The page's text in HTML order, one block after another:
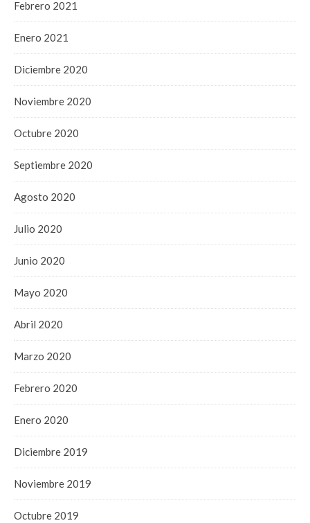
Febrero 2021
Enero 2021
Diciembre 2020
Noviembre 2020
Octubre 2020
Septiembre 2020
Agosto 2020
Julio 2020
Junio 2020
Mayo 2020
Abril 2020
Marzo 2020
Febrero 2020
Enero 2020
Diciembre 2019
Noviembre 2019
Octubre 2019